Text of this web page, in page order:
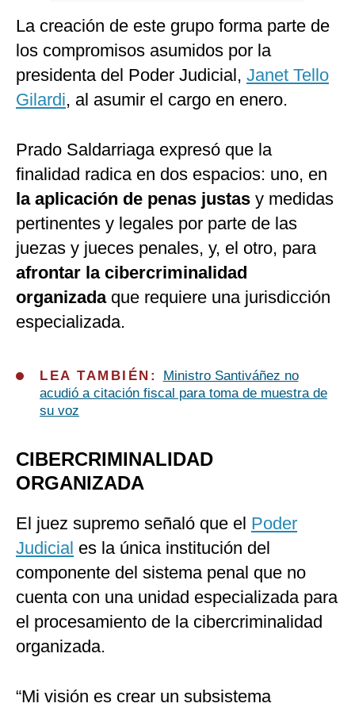
La creación de este grupo forma parte de
los compromisos asumidos por la
presidenta del Poder Judicial, Janet Tello
Gilardi, al asumir el cargo en enero.
Prado Saldarriaga expresó que la
finalidad radica en dos espacios: uno, en
la aplicación de penas justas y medidas
pertinentes y legales por parte de las
juezas y jueces penales, y, el otro, para
afrontar la cibercriminalidad
organizada que requiere una jurisdicción
especializada.
LEA TAMBIÉN:
Ministro Santiváñez no
acudió a citación fiscal para toma de muestra de
su voz
CIBERCRIMINALIDAD
ORGANIZADA
El juez supremo señaló que el Poder
Judicial es la única institución del
componente del sistema penal que no
cuenta con una unidad especializada para
el procesamiento de la cibercriminalidad
organizada.
“Mi visión es crear un subsistema